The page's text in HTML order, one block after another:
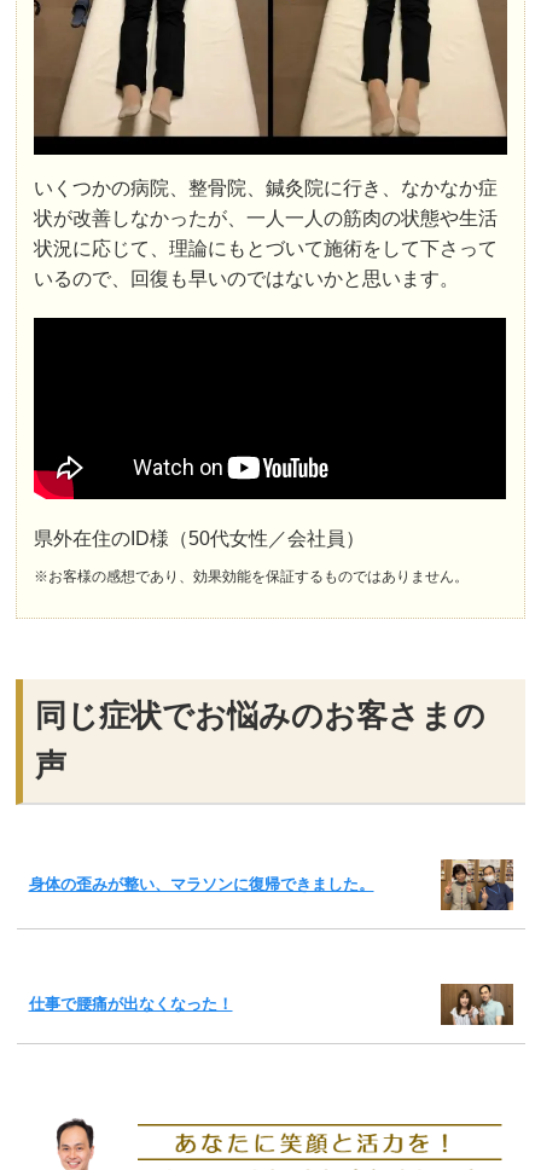
いくつかの病院、整骨院、鍼灸院に行き、なかなか症
状が改善しなかったが、一人一人の筋肉の状態や生活
状況に応じて、理論にもとづいて施術をして下さって
いるので、回復も早いのではないかと思います。
県外在住のID様（50代女性／会社員）
※お客様の感想であり、効果効能を保証するものではありません。
同じ症状でお悩みのお客さまの
声
身体の歪みが整い、マラソンに復帰できました。
仕事で腰痛が出なくなった！